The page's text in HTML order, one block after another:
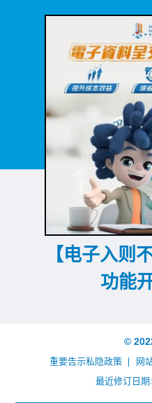
【电子入则
功能
©
重要告示私隐政策 网
最近修订日期